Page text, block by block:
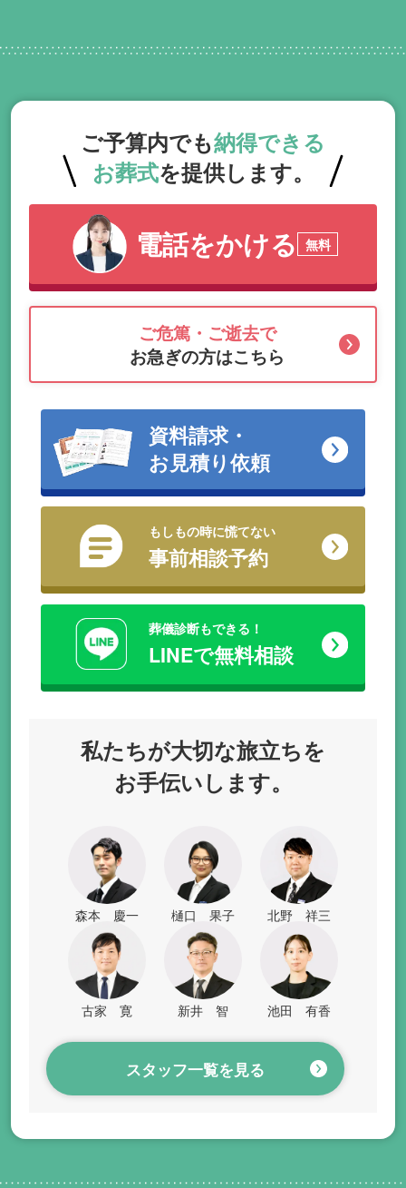
ご予算内でも納得できる
お葬式を提供します。
電話をかける 無料
ご危篤・ご逝去で
お急ぎの方はこちら
資料請求・
お見積り依頼
もしもの時に慌てない
事前相談予約
葬儀診断もできる！
LINEで無料相談
私たちが大切な旅立ちを
お手伝いします。
森本 慶一 樋口 果子 北野 祥三
古家 寛 新井 智 池田 有香
スタッフ一覧を見る